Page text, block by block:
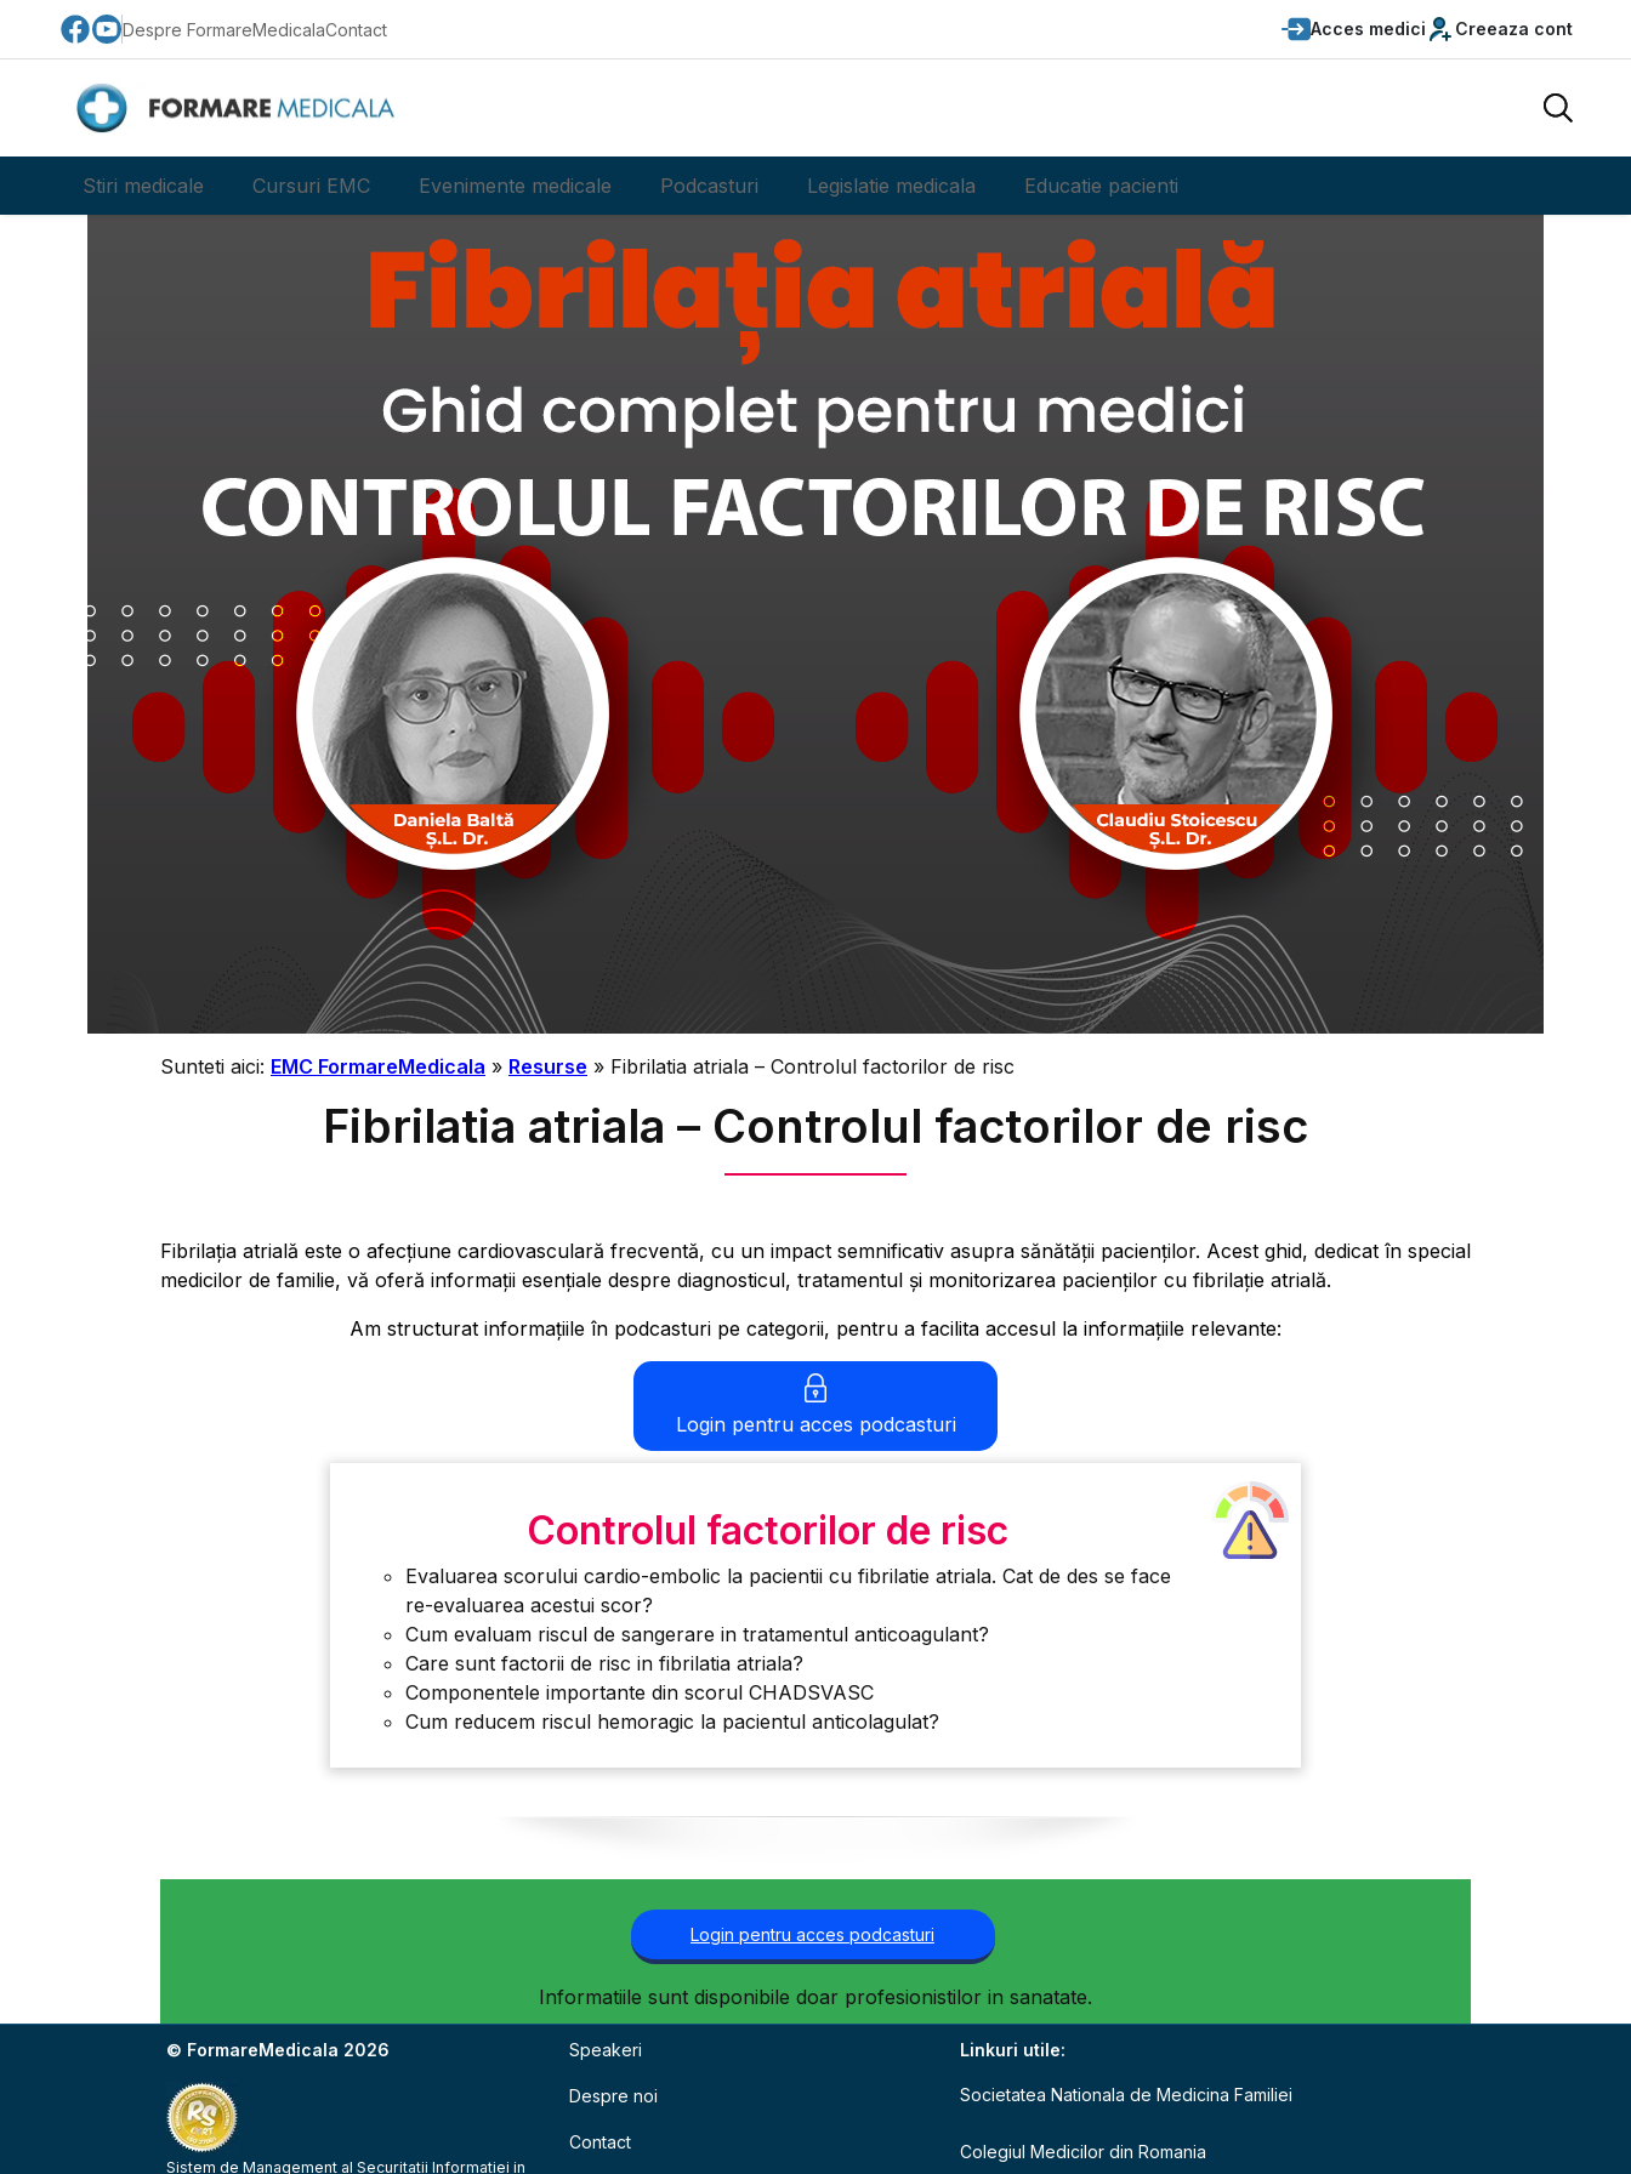
Despre FormareMedicalaContact Acces medici Creeaza cont
Stiri medicale Cursuri EMC Evenimente medicale Podcasturi Legislatie medicala Educatie pacienti
Sunteti aici: EMC FormareMedicala » Resurse » Fibrilatia atriala – Controlul factorilor de risc
Fibrilatia atriala – Controlul factorilor de risc
Fibrilația atrială este o afecțiune cardiovasculară frecventă, cu un impact semnificativ asupra sănătății pacienților. Acest ghid, dedicat în special
medicilor de familie, vă oferă informații esențiale despre diagnosticul, tratamentul și monitorizarea pacienților cu fibrilație atrială.
Am structurat informațiile în podcasturi pe categorii, pentru a facilita accesul la informațiile relevante:
Login pentru acces podcasturi
Controlul factorilor de risc
Evaluarea scorului cardio-embolic la pacientii cu fibrilatie atriala. Cat de des se face
re-evaluarea acestui scor?
Cum evaluam riscul de sangerare in tratamentul anticoagulant?
Care sunt factorii de risc in fibrilatia atriala?
Componentele importante din scorul CHADSVASC
Cum reducem riscul hemoragic la pacientul anticolagulat?
Login pentru acces podcasturi
Informatiile sunt disponibile doar profesionistilor in sanatate.
© FormareMedicala 2026
Sistem de Management al Securitatii Informatiei in
Speakeri
Despre noi
Contact
Linkuri utile:
Societatea Nationala de Medicina Familiei
Colegiul Medicilor din Romania